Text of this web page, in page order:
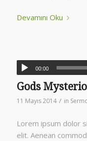
Devamını Oku
00:00
Gods
11 Mayıs 2014 / in
Lorem ipsum dolor
elit. Aenean